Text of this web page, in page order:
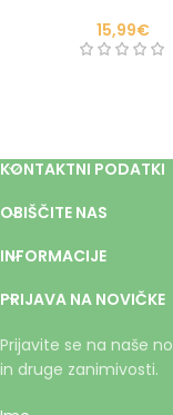
15,99€
KONTAKTNI PODATKI
OBIŠČITE NAS
INFORMACIJE
PRIJAVA NA NOVIČKE
Prijavite se na naše
in druge zanimivosti.